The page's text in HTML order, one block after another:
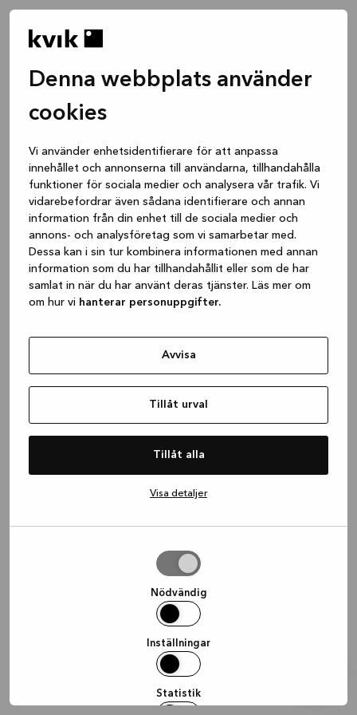
Denna webbplats använder
cookies
Vi använder enhetsidentifierare för att anpassa
innehållet och annonserna till användarna, tillhandahålla
funktioner för sociala medier och analysera vår trafik. Vi
vidarebefordrar även sådana identifierare och annan
information från din enhet till de sociala medier och
annons- och analysföretag som vi samarbetar med.
Dessa kan i sin tur kombinera informationen med annan
information som du har tillhandahållit eller som de har
samlat in när du har använt deras tjänster. Läs mer om
om hur vi hanterar personuppgifter.
Avvisa
Tillåt urval
Tillåt alla
Visa detaljer
Nödvändig
Inställningar
Statistik
(see the browser console for more
information).